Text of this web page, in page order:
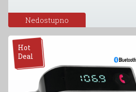
Nedostupno
Hot
Deal